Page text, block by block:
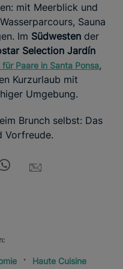
mit Meerblick und
Sauna
Im Südwesten der
Selection Jardín
Paare in Santa Ponsa,
Kurzurlaub mit
Umgebung.
Brunch selbst: Das
Vorfreude.
Haute Cuisine